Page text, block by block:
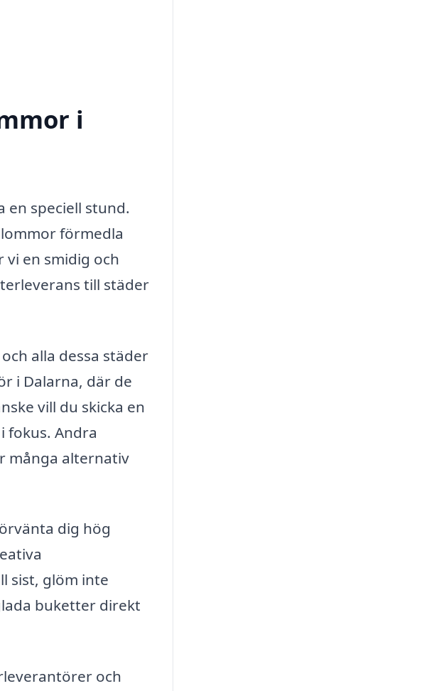
i
speciell stund.
förmedla
vi en smidig och
till städer
alla dessa städer
i Dalarna, där de
vill du skicka en
fokus. Andra
många alternativ
dig hög
sist, glöm inte
buketter direkt
och